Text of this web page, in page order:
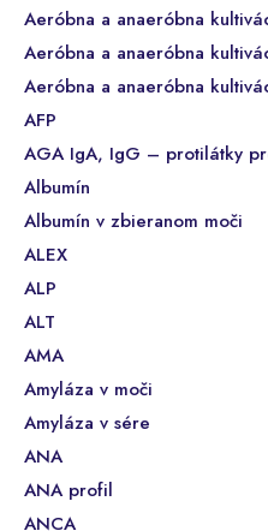
Aeróbna a anaeróbna
Aeróbna a anaeróbna
Aeróbna a anaeróbna
AFP
AGA IgA, IgG – protilátky
Albumín
Albumín v zbieranom moči
ALEX
ALP
ALT
AMA
Amyláza v moči
Amyláza v sére
ANA
ANA profil
ANCA